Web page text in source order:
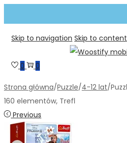
Skip to navigation Skip to content
0 0
Strona główna/Puzzle/4-12 lat/
160 elementów, Trefl
Previous